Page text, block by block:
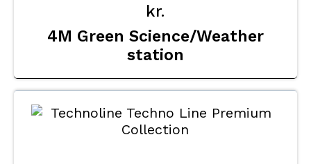
4M Green Science/Weather
station
kr.